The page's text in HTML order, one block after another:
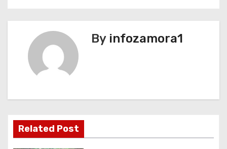
ó
n
d
By infozamora1
Related Post